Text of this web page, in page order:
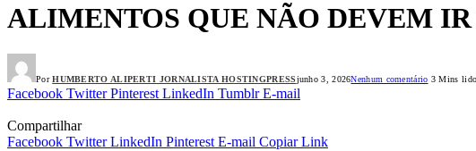
ALIMENTOS QUE NÃO DEVEM
Por HUMBERTO ALIPERTI JORNALISTA HOSTINGPRESSjunho 3, 2026Nenhum comentário 3 Mins
Facebook Twitter Pinterest LinkedIn Tumblr E-mail
Compartilhar
Facebook Twitter LinkedIn Pinterest E-mail Copiar Link